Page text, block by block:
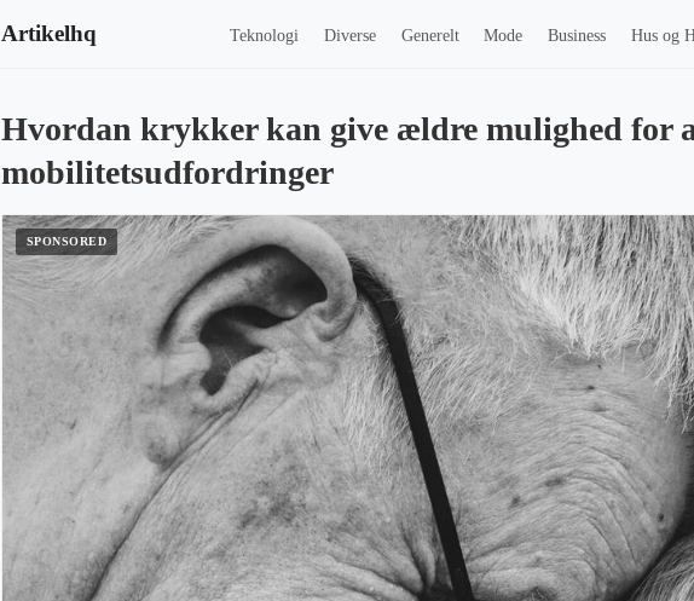
Artikelhq Teknologi Diverse Generelt Mode Business Hus og
Hvordan krykker kan give ældre mulighed for
mobilitetsudfordringer